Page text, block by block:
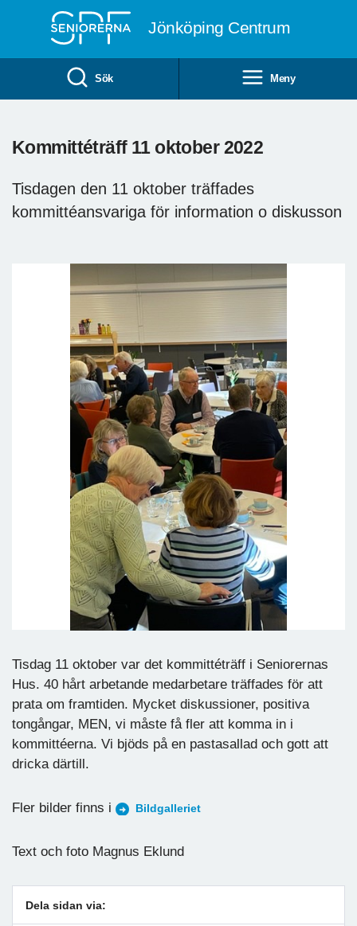
Jönköping Centrum
Sök Meny
Kommittéträff 11 oktober 2022
Tisdagen den 11 oktober träffades
kommittéansvariga för information o diskusson
Tisdag 11 oktober var det kommittéträff i Seniorernas
Hus. 40 hårt arbetande medarbetare träffades för att
prata om framtiden. Mycket diskussioner, positiva
tongångar, MEN, vi måste få fler att komma in i
kommittéerna. Vi bjöds på en pastasallad och gott att
dricka därtill.
Fler bilder finns i Bildgalleriet
Text och foto Magnus Eklund
Dela sidan via: